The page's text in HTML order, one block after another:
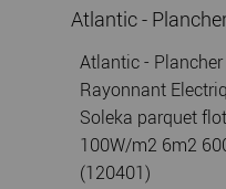
Atlantic - Plancher
Rayonnant
Soleka parquet
100W/m2 6m2
(120401)